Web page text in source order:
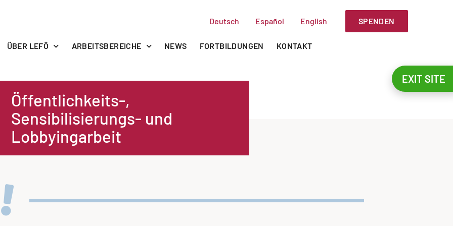
Deutsch Español English SPENDEN
ÜBER LEFÖ ARBEITSBEREICHE NEWS FORTBILDUNGEN KONTAKT
Öffentlichkeits-,
Sensibilisierungs- und
Lobbyingarbeit
EXIT SITE